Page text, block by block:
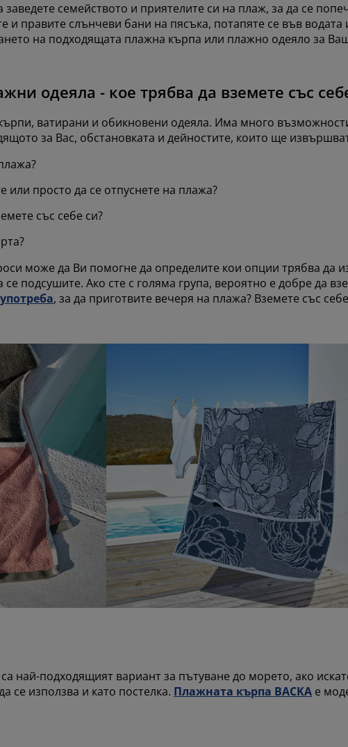
семейството и приятелите си на плаж, за да се
и правите слънчеви бани на пясъка, потапяте се във водата
на подходящата плажна кърпа или плажно одеяло за
одеяла - кое трябва да вземете със
ватирани и обикновени одеяла. Има много
за Вас, обстановката и дейностите, които ще
или просто да се отпуснете на плажа?
със себе си?
може да Ви помогне да определите кои опции трябва да
подсушите. Ако сте с голяма група, вероятно е добре да
, за да приготвите вечеря на плажа? Вземете със
най-подходящият вариант за пътуване до морето, ако
се използва и като постелка. Плажната кърпа BACKA е